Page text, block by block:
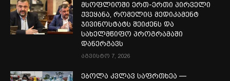
მსოფლიოში ერთ-ერთი პირველი
ქვეყანა, რომელიც მედიკამენტ
ჯივინოსტატს შეიძენს და
სახელმწიფო პროგრამაში
დანერგავს
აგვისტო 7, 2026
ებოლა კვლავ საფრთხეა —